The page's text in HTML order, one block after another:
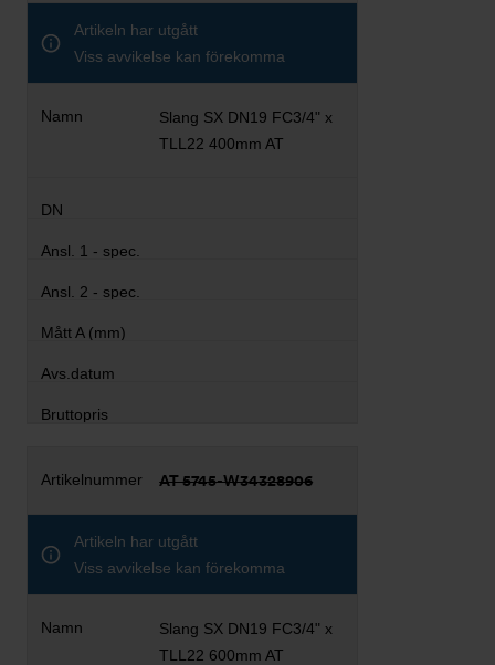
Artikeln har utgått
Viss avvikelse kan förekomma
Slang SX DN19 FC3/4" x
TLL22 400mm AT
AT 5745-W34328906
Artikeln har utgått
Viss avvikelse kan förekomma
Slang SX DN19 FC3/4" x
TLL22 600mm AT